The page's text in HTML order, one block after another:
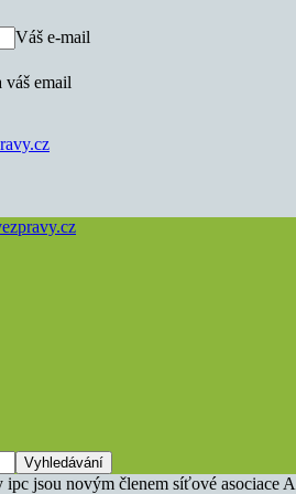
Váš e-mail
váš email
ipc jsou novým členem síťové asociace